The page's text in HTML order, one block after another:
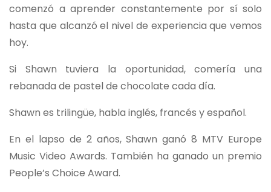
comenzó a aprender constantemente por sí solo
hasta que alcanzó el nivel de experiencia que vemos
hoy.
Si Shawn tuviera la oportunidad, comería una
rebanada de pastel de chocolate cada día.
Shawn es trilingüe, habla inglés, francés y español.
En el lapso de 2 años, Shawn ganó 8 MTV Europe
Music Video Awards. También ha ganado un premio
People’s Choice Award.